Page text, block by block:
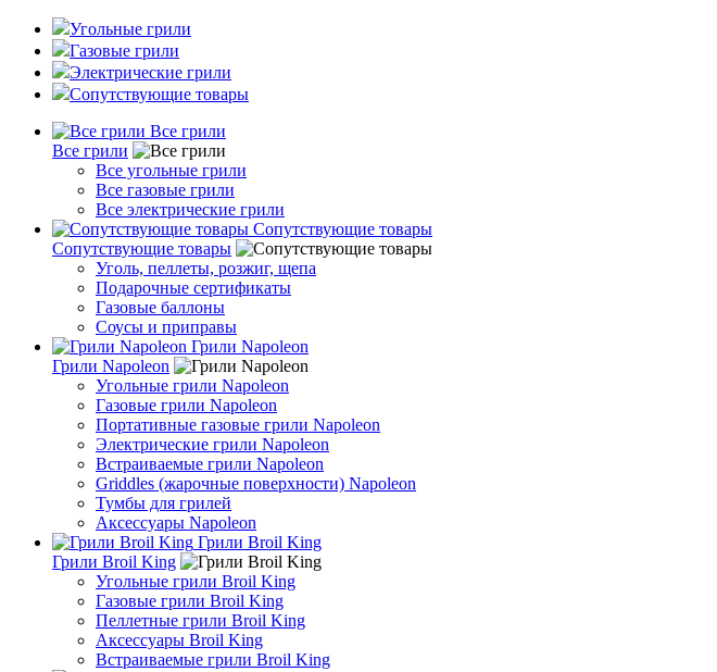
Угольные грили
Газовые грили
Электрические грили
Сопутствующие товары
Все грили
Все грили
Все угольные грили
Все газовые грили
Все электрические грили
Сопутствующие товары
Сопутствующие товары
Уголь, пеллеты, розжиг, щепа
Подарочные сертификаты
Газовые баллоны
Соусы и приправы
Грили Napoleon
Грили Napoleon
Угольные грили Napoleon
Газовые грили Napoleon
Портативные газовые грили Napoleon
Электрические грили Napoleon
Встраиваемые грили Napoleon
Griddles (жарочные поверхности) Napoleon
Тумбы для грилей
Аксессуары Napoleon
Грили Broil King
Грили Broil King
Угольные грили Broil King
Газовые грили Broil King
Пеллетные грили Broil King
Аксессуары Broil King
Встраиваемые грили Broil King